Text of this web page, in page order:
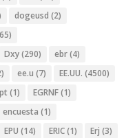
dogeusd (2)
Dxy(290) ebr(4)
ee.u (7) EE.UU. (4500)
(1) EGRNF(1)
encuesta (1)
EPU (14) ERIC(1) Erj (3)